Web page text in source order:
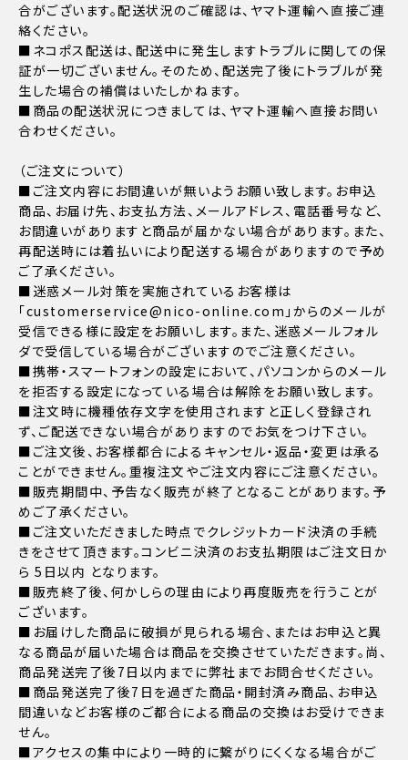
合がございます。配送状況のご確認は、ヤマト運輸へ直接ご連
絡ください。
■ネコポス配送は、配送中に発生しますトラブルに関しての保
証が一切ございません。そのため、配送完了後にトラブルが発
生した場合の補償はいたしかねます。
■商品の配送状況につきましては、ヤマト運輸へ直接お問い
合わせください。
（ご注文について）
■ご注文内容にお間違いが無いようお願い致します。お申込
商品、お届け先、お支払方法、メールアドレス、電話番号など、
お間違いがありますと商品が届かない場合があります。また、
再配送時には着払いにより配送する場合がありますので予め
ご了承ください。
■迷惑メール対策を実施されているお客様は
「customerservice@nico-online.com」からのメールが
受信できる様に設定をお願いします。また、迷惑メールフォル
ダで受信している場合がございますのでご注意ください。
■携帯・スマートフォンの設定において、パソコンからのメール
を拒否する設定になっている場合は解除をお願い致します。
■注文時に機種依存文字を使用されますと正しく登録され
ず、ご配送できない場合がありますのでお気をつけ下さい。
■ご注文後、お客様都合によるキャンセル・返品・変更は承る
ことができません。重複注文やご注文内容にご注意ください。
■販売期間中、予告なく販売が終了となることがあります。予
めご了承ください。
■ご注文いただきました時点でクレジットカード決済の手続
きをさせて頂きます。コンビニ決済のお支払期限はご注文日か
ら 5日以内 となります。
■販売終了後、何かしらの理由により再度販売を行うことが
ございます。
■お届けした商品に破損が見られる場合、またはお申込と異
なる商品が届いた場合は商品を交換させていただきます。尚、
商品発送完了後7日以内までに弊社までお問合せください。
■商品発送完了後7日を過ぎた商品・開封済み商品、お申込
間違いなどお客様のご都合による商品の交換はお受けできま
せん。
■アクセスの集中により一時的に繋がりにくくなる場合がご